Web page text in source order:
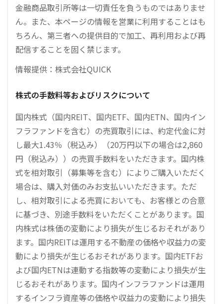
金融商品取引所等は一切責任を負うものではありませ
ん。また、本ページの情報を営業に利用することはも
ちろん、第三者への提供目的で加工、再利用および再
配信することを固く禁じます。
情報提供：株式会社QUICK
株式の手数料等およびリスクについて
国内株式（国内REIT、国内ETF、国内ETN、国内イン
フラファンドを含む）の売買取引には、約定代金に対
し最大1.43％（税込み）（20万円以下の場合は2,860
円（税込み））の売買手数料をいただきます。国内株
式を相対取引（募集等を含む）によりご購入いただく
場合は、購入対価のみお支払いいただきます。ただ
し、相対取引による売買においても、お客様との合意
に基づき、別途手数料をいただくことがあります。国
内株式は株価の変動により損失が生じるおそれがあり
ます。国内REITは運用する不動産の価格や収益力の変
動により損失が生じるおそれがあります。国内ETFお
よび国内ETNは連動する指数等の変動により損失が生
じるおそれがあります。国内インフラファンドは運用
するインフラ資産等の価格や収益力の変動により損失